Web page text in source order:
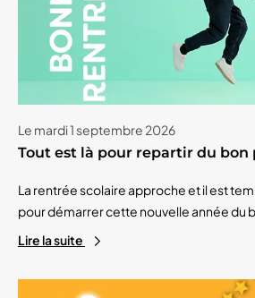
Le mardi 1 septembre 2026
Tout est là pour repartir du bon
La rentrée scolaire approche et il est
pour démarrer cette nouvelle année du
Lire la suite